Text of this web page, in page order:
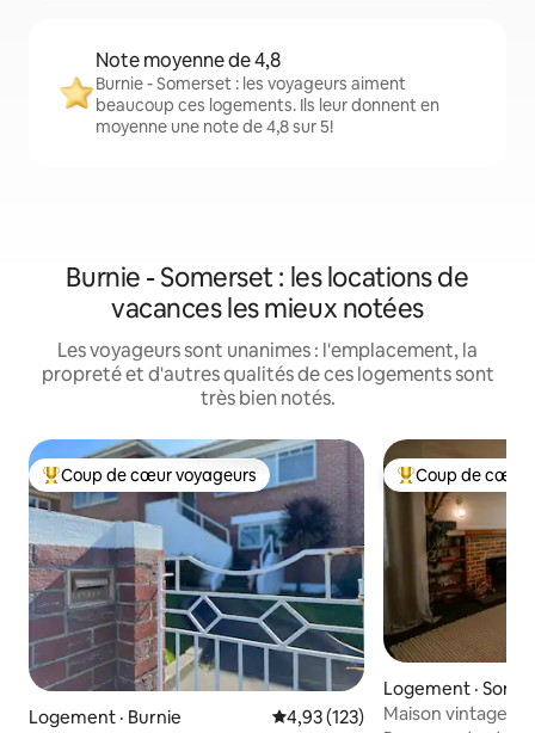
Note moyenne de 4,8
Burnie - Somerset : les voyageurs aiment
beaucoup ces logements. Ils leur donnent en
moyenne une note de 4,8 sur 5!
Burnie - Somerset : les locations de
vacances les mieux notées
Les voyageurs sont unanimes : l'emplacement, la
propreté et d'autres qualités de ces logements sont
très bien notés.
Coup de cœur voyageurs parmi les plus aimés
Coup de cœur voyageurs
Logement · Burnie Note moyenne de 4,93 sur 5,
4,93 (123)
Coup de cœur
Coup de cœur
Logement ·
Maison vintage :